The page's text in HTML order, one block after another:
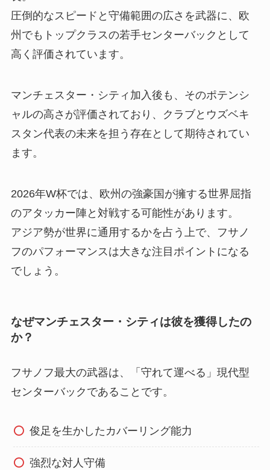
圧倒的なスピードと守備範囲の広さを武器に、欧
州でもトップクラスの若手センターバックとして
高く評価されています。
マンチェスター・シティ加入後も、そのポテンシ
ャルの高さが評価されており、クラブとウズベキ
スタン代表の未来を担う存在として期待されてい
ます。
2026年W杯では、欧州の強豪国が擁する世界屈指
のアタッカー陣と対戦する可能性があります。
アジア勢が世界に通用するかを占う上で、フサノ
フのパフォーマンスは大きな注目ポイントになる
でしょう。
なぜマンチェスター・シティは彼を獲得したの
か？
フサノフ最大の武器は、「守れて運べる」現代型
センターバックであることです。
俊足を生かしたカバーリング能力
強烈な対人守備